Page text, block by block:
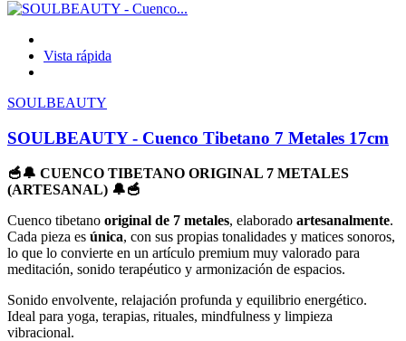
Vista rápida
SOULBEAUTY
SOULBEAUTY - Cuenco Tibetano 7 Metales 17cm
🥣🔔 CUENCO TIBETANO ORIGINAL 7 METALES
(ARTESANAL) 🔔🥣
Cuenco tibetano original de 7 metales, elaborado artesanalmente.
Cada pieza es única, con sus propias tonalidades y matices sonoros,
lo que lo convierte en un artículo premium muy valorado para
meditación, sonido terapéutico y armonización de espacios.
Sonido envolvente, relajación profunda y equilibrio energético.
Ideal para yoga, terapias, rituales, mindfulness y limpieza
vibracional.